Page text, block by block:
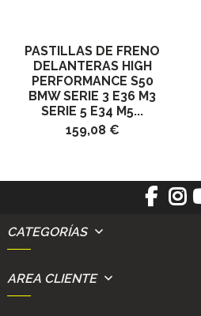
PASTILLAS DE FRENO
DELANTERAS HIGH
PERFORMANCE S50
BMW SERIE 3 E36 M3
SERIE 5 E34 M5...
159,08 €
CATEGORÍAS
AREA CLIENTE